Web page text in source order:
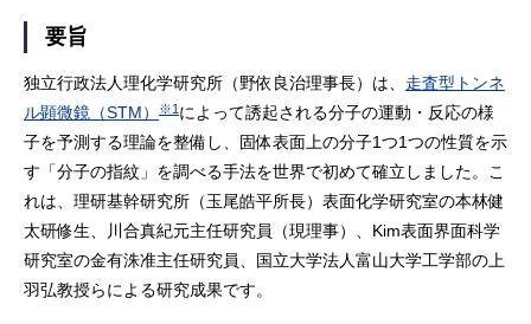
要旨
独立行政法人理化学研究所（野依良治理事長）は、 走査型トンネ
ル顕微鏡（STM）
※1 によって誘起される分子の運動・反応の様
子を予測する理論を整備し、固体表面上の分子1つ1つの性質を示
す「分子の指紋」を調べる手法を世界で初めて確立しました。こ
れは、理研基幹研究所（玉尾皓平所長）表面化学研究室の本林健
太研修生、川合真紀元主任研究員（現理事）、Kim表面界面科学
研究室の金有洙准主任研究員、国立大学法人富山大学工学部の上
羽弘教授らによる研究成果です。